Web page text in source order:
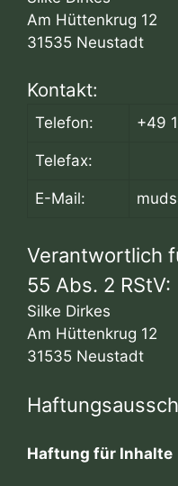
Am Hüttenkrug 12
31535 Neustadt
Kontakt:
Telefon: +49
Telefax:
E-Mail:
Verantwortlich
55 Abs. 2 RStV:
Silke Dirkes
Am Hüttenkrug 12
31535 Neustadt
Haftung für Inhalte